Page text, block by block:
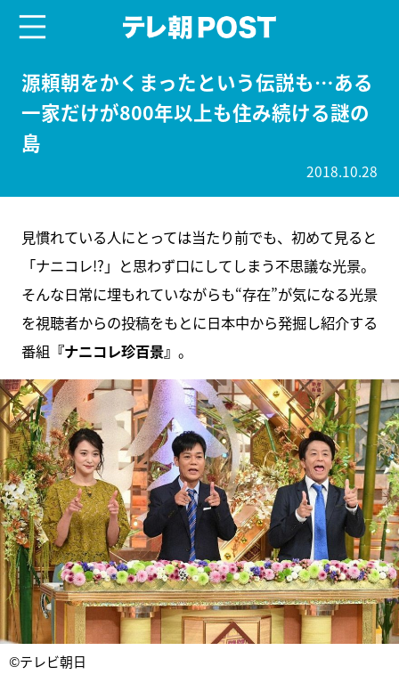
源頼朝をかくまったという伝説も…ある
一家だけが800年以上も住み続ける謎の
島
2018.10.28
見慣れている人にとっては当たり前でも、初めて見ると
「ナニコレ!?」と思わず口にしてしまう不思議な光景。
そんな日常に埋もれていながらも“存在”が気になる光景
を視聴者からの投稿をもとに日本中から発掘し紹介する
番組 『ナニコレ珍百景』 。
©テレビ朝日